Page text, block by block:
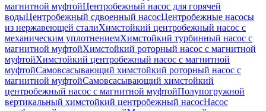
магнитной муфтойЦентробежный насос для горячей
водыЦентробежный cдвоенный насосЦентробежные насосы
из нержавеющей сталиХимстойкий центробежный насос с
механическим уплотнениемХимстойкий турбинный насос с
магнитной муфтойХимстойкий роторный насос с магнитной
муфтойХимстойкий центробежный насос с магнитной
муфтойСамовсасывающий химстойкий роторный насос с
магнитной муфтойСамовсасывающий химстойкий
центробежный насос с магнитной муфтойПолупогружной
вертикальный химстойкий центробежный насосНасос